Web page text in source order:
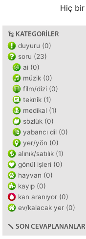
Hiç bir
KATEGORILER
duyuru (0)
soru (23)
ai (0)
müzik (0)
film/dizi (0)
teknik (1)
medikal (1)
sözlük (0)
yabancı dil (0)
yer/yön (0)
alınık/satılık (1)
gönül işleri (0)
hayvan (0)
kayıp (0)
kan aranıyor (0)
ev/kalacak yer (0)
SON CEVAPLANANLAR